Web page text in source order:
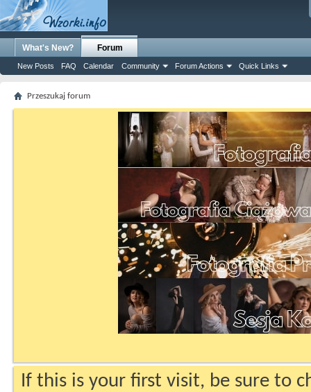
What's New? Forum
New Posts FAQ Calendar Community Forum Actions Quick Links
Przeszukaj forum
If this is your first visit, be sure to